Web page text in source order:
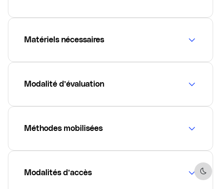
Matériels nécessaires
Modalité d’évaluation
Méthodes mobilisées
Modalités d’accès Dark